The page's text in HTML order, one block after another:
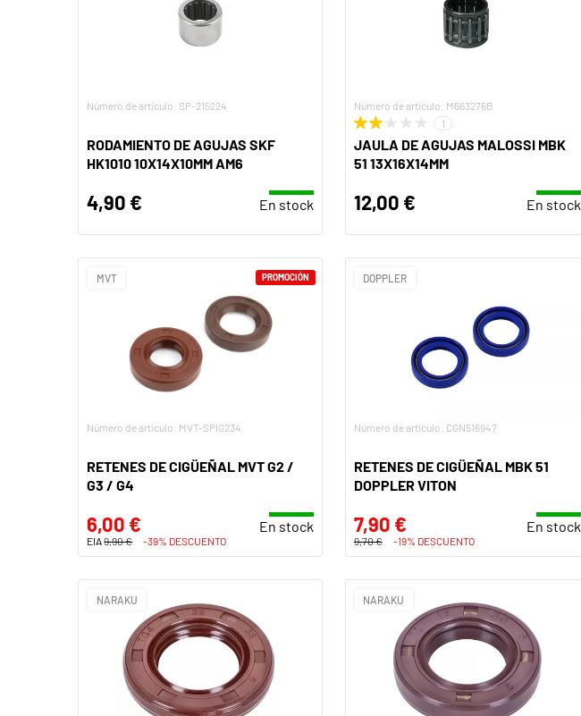
Número de artículo: SP-215224
RODAMIENTO DE AGUJAS SKF
HK1010 10X14X10MM AM6
4,90 € En stock
Número de artículo: M663276B
1
JAULA DE AGUJAS MALOSSI MBK
51 13X16X14MM
12,00 € En stock
MVT
Número de artículo: MVT-SPIG234
RETENES DE CIGÜEÑAL MVT G2 /
G3 / G4
6,00 € En stock
EIA 9,90 € -39% DESCUENTO
PROMOCIÓN DOPPLER
Número de artículo: CGN516947
RETENES DE CIGÜEÑAL MBK 51
DOPPLER VITON
7,90 € En stock
9,70 € -19% DESCUENTO
NARAKU NARAKU